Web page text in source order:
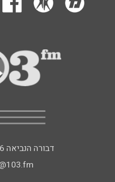
דבורה הנביאה 6, רמת השרון